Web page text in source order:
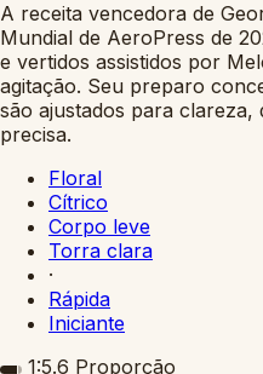
A receita vencedora de
Mundial de AeroPress de
e vertidos assistidos por
agitação. Seu preparo
são ajustados para clareza,
precisa.
Floral
Cítrico
Corpo leve
Torra clara
·
Rápida
Iniciante
1:5.6 Proporção